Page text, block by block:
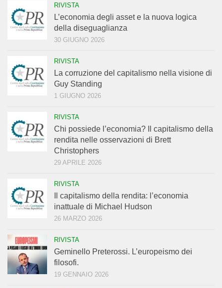
RIVISTA
L’economia degli asset e la nuova logica
della diseguaglianza
30 GIUGNO 2026
RIVISTA
La corruzione del capitalismo nella visione di
Guy Standing
1 GIUGNO 2026
RIVISTA
Chi possiede l’economia? Il capitalismo della
rendita nelle osservazioni di Brett
Christophers
29 APRILE 2026
RIVISTA
Il capitalismo della rendita: l’economia
inattuale di Michael Hudson
26 MARZO 2026
RIVISTA
Geminello Preterossi. L’europeismo dei
filosofi.
19 GENNAIO 2026